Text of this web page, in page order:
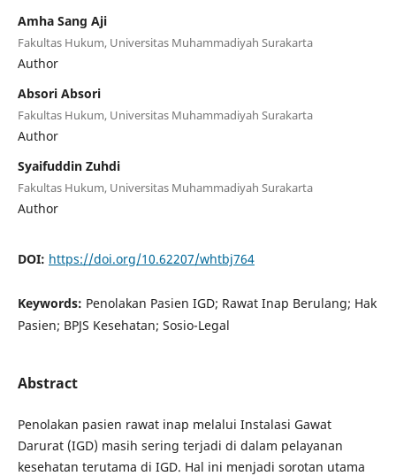
Amha Sang Aji
Fakultas Hukum, Universitas Muhammadiyah Surakarta
Author
Absori Absori
Fakultas Hukum, Universitas Muhammadiyah Surakarta
Author
Syaifuddin Zuhdi
Fakultas Hukum, Universitas Muhammadiyah Surakarta
Author
DOI: https://doi.org/10.62207/whtbj764
Keywords: Penolakan Pasien IGD; Rawat Inap Berulang; Hak
Pasien; BPJS Kesehatan; Sosio-Legal
Abstract
Penolakan pasien rawat inap melalui Instalasi Gawat
Darurat (IGD) masih sering terjadi di dalam pelayanan
kesehatan terutama di IGD. Hal ini menjadi sorotan utama